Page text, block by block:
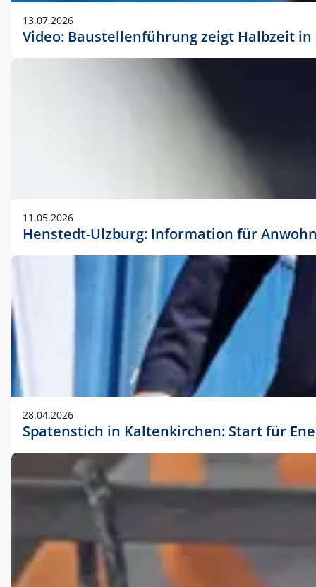
13.07.2026
Video: Baustellenführung zeigt Halbzeit
11.05.2026
Henstedt-Ulzburg: Information für
28.04.2026
Spatenstich in Kaltenkirchen: Start für